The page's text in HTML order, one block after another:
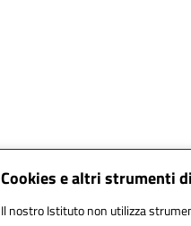
Cookies e altri strumenti
Il nostro Istituto non utilizza